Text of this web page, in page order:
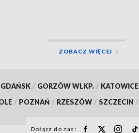
ZOBACZ WIĘCEJ
GDAŃSK / GORZÓW WLKP. / KATOWICE
/ POZNAŃ / RZESZÓW / SZCZECIN /
Dołącz do nas: